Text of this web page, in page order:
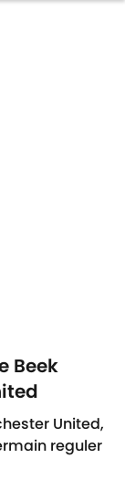
Beek
United,
reguler